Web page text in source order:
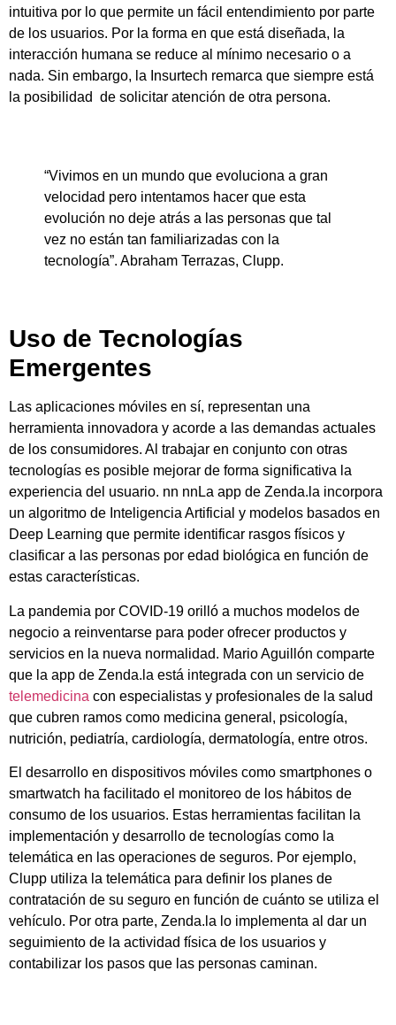
intuitiva por lo que permite un fácil entendimiento por parte
de los usuarios. Por la forma en que está diseñada, la
interacción humana se reduce al mínimo necesario o a
nada. Sin embargo, la Insurtech remarca que siempre está
la posibilidad de solicitar atención de otra persona.
“Vivimos en un mundo que evoluciona a gran
velocidad pero intentamos hacer que esta
evolución no deje atrás a las personas que tal
vez no están tan familiarizadas con la
tecnología”. Abraham Terrazas, Clupp.
Uso de Tecnologías
Emergentes
Las aplicaciones móviles en sí, representan una
herramienta innovadora y acorde a las demandas actuales
de los consumidores. Al trabajar en conjunto con otras
tecnologías es posible mejorar de forma significativa la
experiencia del usuario. nn nn La app de Zenda.la incorpora
un algoritmo de Inteligencia Artificial y modelos basados en
Deep Learning que permite identificar rasgos físicos y
clasificar a las personas por edad biológica en función de
estas características.
La pandemia por COVID-19 orilló a muchos modelos de
negocio a reinventarse para poder ofrecer productos y
servicios en la nueva normalidad. Mario Aguillón comparte
que la app de Zenda.la está integrada con un servicio de
telemedicina con especialistas y profesionales de la salud
que cubren ramos como medicina general, psicología,
nutrición, pediatría, cardiología, dermatología, entre otros.
El desarrollo en dispositivos móviles como smartphones o
smartwatch ha facilitado el monitoreo de los hábitos de
consumo de los usuarios. Estas herramientas facilitan la
implementación y desarrollo de tecnologías como la
telemática en las operaciones de seguros. Por ejemplo,
Clupp utiliza la telemática para definir los planes de
contratación de su seguro en función de cuánto se utiliza el
vehículo. Por otra parte, Zenda.la lo implementa al dar un
seguimiento de la actividad física de los usuarios y
contabilizar los pasos que las personas caminan.